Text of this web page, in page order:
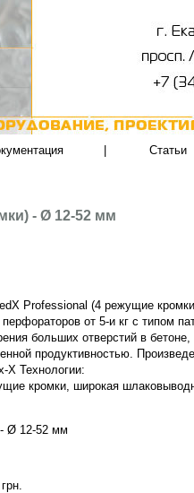
Статьи
- Ø 12-52 мм
Professional (4 режущие
от 5-и кг с типом
больших отверстий в бетоне,
продуктивностью.
X Технологии:
кромки, широкая
Ø 12-52 мм